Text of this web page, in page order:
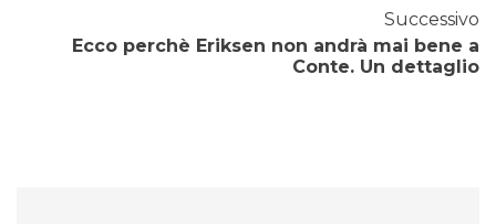
Successivo
Ecco perchè Eriksen non andrà mai bene a
Conte. Un dettaglio